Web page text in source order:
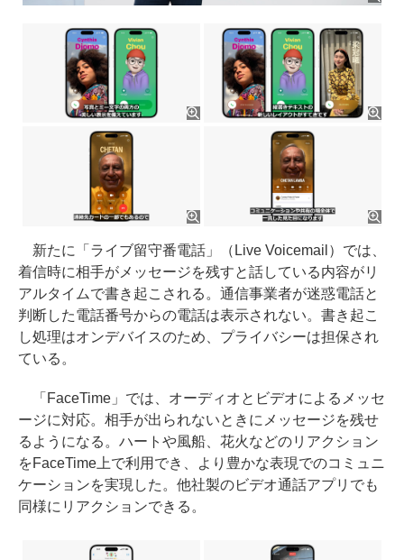
新たに「ライブ留守番電話」（Live Voicemail）では、
着信時に相手がメッセージを残すと話している内容がリ
アルタイムで書き起こされる。通信事業者が迷惑電話と
判断した電話番号からの電話は表示されない。書き起こ
し処理はオンデバイスのため、プライバシーは担保され
ている。
「FaceTime」では、オーディオとビデオによるメッセ
ージに対応。相手が出られないときにメッセージを残せ
るようになる。ハートや風船、花火などのリアクション
をFaceTime上で利用でき、より豊かな表現でのコミュニ
ケーションを実現した。他社製のビデオ通話アプリでも
同様にリアクションできる。